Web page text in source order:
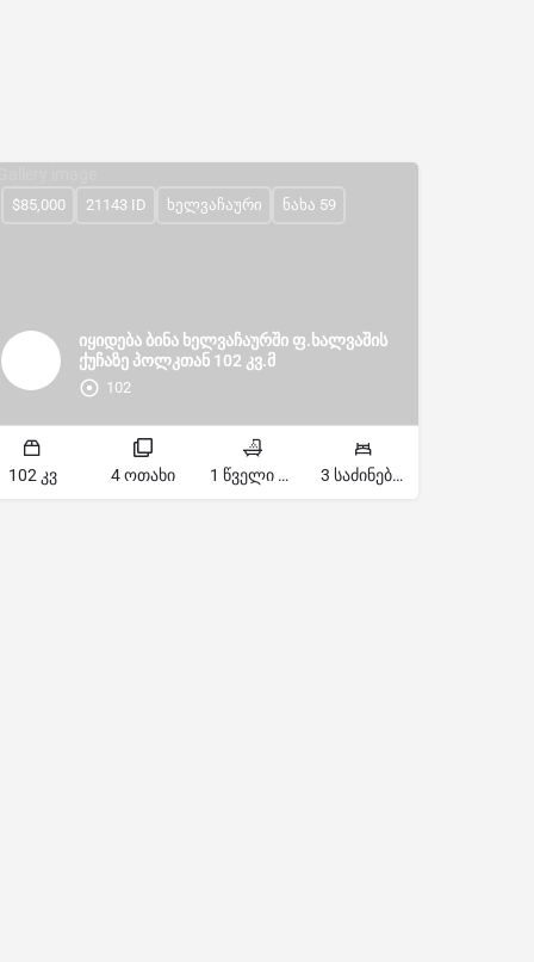
იყიდება ბინა ხელვაჩაურში ფ.ხალვაშის
ქუჩაზე პოლკთან 102 კვ.მ
102
$85,000 21143 ID ხელვაჩაური ნახა 59
102 კვ 4 ოთახი 1 წველი წერტილი 3 საძინებელი